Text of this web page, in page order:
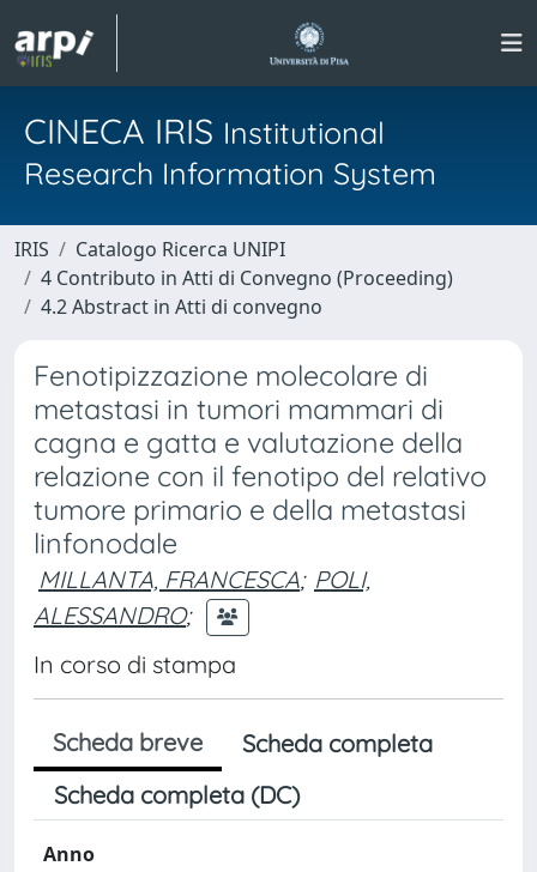
CINECA IRIS Institutional
Research Information System
IRIS
Catalogo Ricerca UNIPI
4 Contributo in Atti di Convegno (Proceeding)
4.2 Abstract in Atti di convegno
Fenotipizzazione molecolare di
metastasi in tumori mammari di
cagna e gatta e valutazione della
relazione con il fenotipo del relativo
tumore primario e della metastasi
linfonodale
MILLANTA, FRANCESCA; POLI,
ALESSANDRO;
In corso di stampa
Scheda breve
Scheda completa
Scheda completa (DC)
Anno